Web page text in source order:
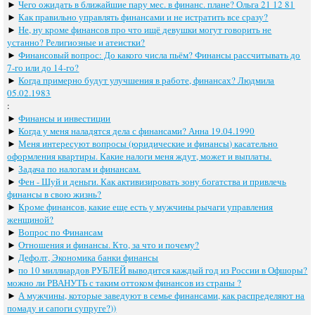
►Чего ожидать в ближайшие пару мес. в финанс. плане? Ольга 21 12 81
►Как правильно управлять финансами и не истратить все сразу?
►Не, ну кроме финансов про что ищё девушки могут говорить не
устанно? Религиозные и атеистки?
►Финансовый вопрос: До какого числа пьём? Финансы рассчитывать до
7-го или до 14-го?
►Когда примерно будут улучшения в работе, финансах? Людмила
05.02.1983
:
►Финансы и инвестиции
►Когда у меня наладятся дела с финансами? Анна 19.04.1990
►Меня интересуют вопросы (юридические и финансы) касательно
оформления квартиры. Какие налоги меня ждут, может и выплаты.
►Задача по налогам и финансам.
►Фен - Шуй и деньги. Как активизировать зону богатства и привлечь
финансы в свою жизнь?
►Кроме финансов, какие еще есть у мужчины рычаги управления
женщиной?
►Вопрос по Финансам
►Отношения и финансы. Кто, за что и почему?
► Дефолт, Экономика банки финансы
►по 10 миллиардов РУБЛЕЙ выводится каждый год из России в Офшоры?
можно ли РВАНУТЬ с таким оттоком финансов из страны ?
► А мужчины, которые заведуют в семье финансами, как распределяют на
помаду и сапоги супруге?))